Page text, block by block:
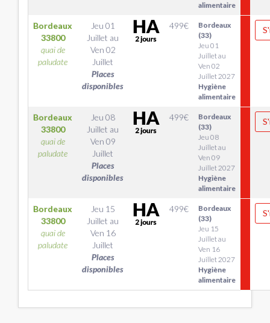
alimentaire
Bordeaux
33800
quai de
paludate
Jeu 01
Juillet au
Ven 02
Juillet
Places
disponibles
499€
Bordeaux
(33)
Jeu 01
Juillet au
Ven 02
Juillet 2027
Hygiène
alimentaire
Bordeaux
33800
quai de
paludate
Jeu 08
Juillet au
Ven 09
Juillet
Places
disponibles
499€
Bordeaux
(33)
Jeu 08
Juillet au
Ven 09
Juillet 2027
Hygiène
alimentaire
Bordeaux
33800
quai de
paludate
Jeu 15
Juillet au
Ven 16
Juillet
Places
disponibles
499€
Bordeaux
(33)
Jeu 15
Juillet au
Ven 16
Juillet 2027
Hygiène
alimentaire